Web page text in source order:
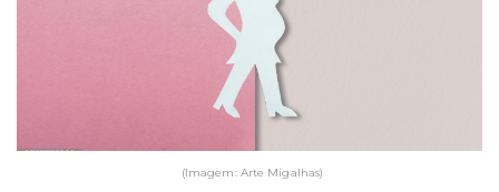
(Imagem: Arte Migalhas)